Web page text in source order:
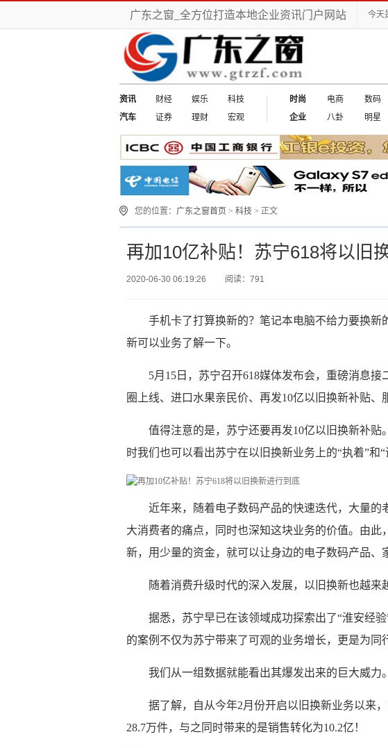
广东之窗_全方位打造本地企业资讯门户网站 今天
资讯 财经 娱乐
科技
汽车
证券 理财 宏观
时尚 电商
数码
企业
八卦 明星
您的位置： 广东之窗首页 > 科技 > 正文
再加10亿补贴！苏宁618将以旧
2020-06-30 06:19:26 阅读：791
手机卡了打算换新的？笔记本电脑不给力要换
新可以业务了解一下。
5月15日，苏宁召开618媒体发布会，重磅消息
圈上线、进口水果亲民价、再发10亿以旧换新补贴
值得注意的是，苏宁还要再发10亿以旧换新补贴
时我们也可以看出苏宁在以旧换新业务上的“执着”和“
近年来，随着电子数码产品的快速迭代，大量的
大消费者的痛点，同时也深知这块业务的价值。由
新，用少量的资金，就可以让身边的电子数码产品、
随着消费升级时代的深入发展，以旧换新也越来
据悉，苏宁早已在该领域成功探索出了“淮安经
的案例不仅为苏宁带来了可观的业务增长，更是为同
我们从一组数据就能看出其爆发出来的巨大威力。
据了解，自从今年2月份开启以旧换新业务以来
28.7万件，与之同时带来的是销售转化为10.2亿！